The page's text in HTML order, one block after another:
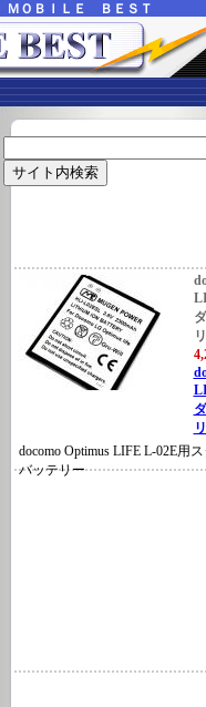
ＭＯＢＩＬＥ ＢＥＳＴ
docomo Optimus LIFE L-02E用
バッテリー